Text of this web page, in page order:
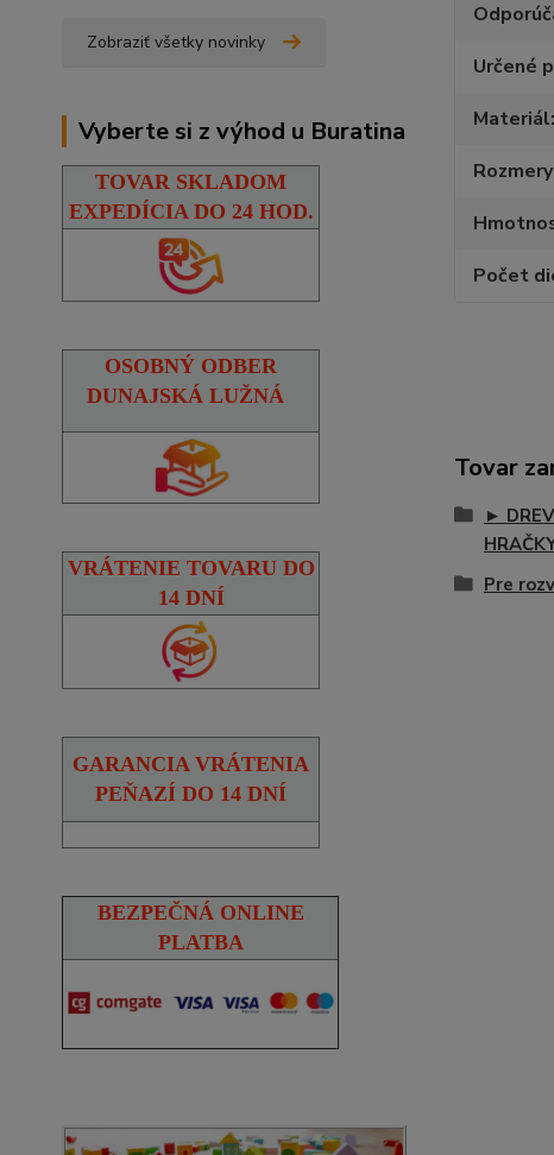
Zobraziť všetky novinky
Vyberte si z výhod u Buratina
TOVAR SKLADOM
EXPEDÍCIA DO 24 HOD.
OSOBNÝ ODBER
DUNAJSKÁ LUŽNÁ
VRÁTENIE TOVARU DO
14 DNÍ
GARANCIA VRÁTENIA
PEŇAZÍ DO 14 DNÍ
BEZPEČNÁ ONLINE
PLATBA
Určené
Materiál
Počet
Tovar
►
Pre